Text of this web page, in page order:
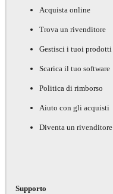
Acquista online
Trova un rivenditore
Gestisci i tuoi prodotti
Scarica il tuo software
Politica di rimborso
Aiuto con gli acquisti
Diventa un rivenditore
Supporto